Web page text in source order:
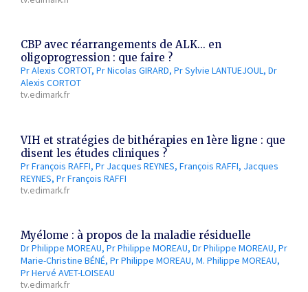
CBP avec réarrangements de ALK... en
oligoprogression : que faire ?
Pr Alexis CORTOT Pr Nicolas GIRARD Pr Sylvie LANTUEJOUL Dr
Alexis CORTOT
tv.edimark.fr
VIH et stratégies de bithérapies en 1ère ligne : que
disent les études cliniques ?
Pr François RAFFI Pr Jacques REYNES François RAFFI Jacques
REYNES Pr François RAFFI
tv.edimark.fr
Myélome : à propos de la maladie résiduelle
Dr Philippe MOREAU Pr Philippe MOREAU Dr Philippe MOREAU Pr
Marie-Christine BÉNÉ Pr Philippe MOREAU M. Philippe MOREAU
Pr Hervé AVET-LOISEAU
tv.edimark.fr